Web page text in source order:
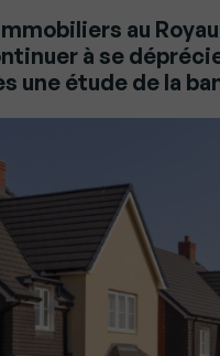
au
à se
une étude de la